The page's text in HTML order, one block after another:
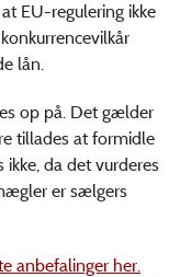
EU-regulering ikke
lån.
op på. Det gælder
tillades at formidle
da det vurderes
er sælgers
anbefalinger her.